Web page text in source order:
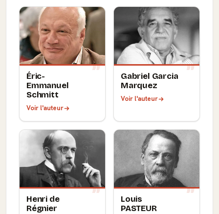
Éric-
Emmanuel
Schmitt
Voir l'auteur
Gabriel Garcia
Marquez
Voir l'auteur
Henri de
Régnier
Louis
PASTEUR